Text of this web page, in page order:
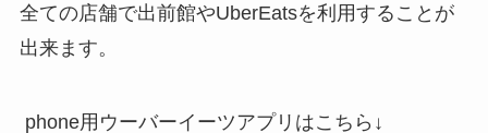
全ての店舗で出前館やUberEatsを利用することが
出来ます。
phone用ウーバーイーツアプリはこちら↓